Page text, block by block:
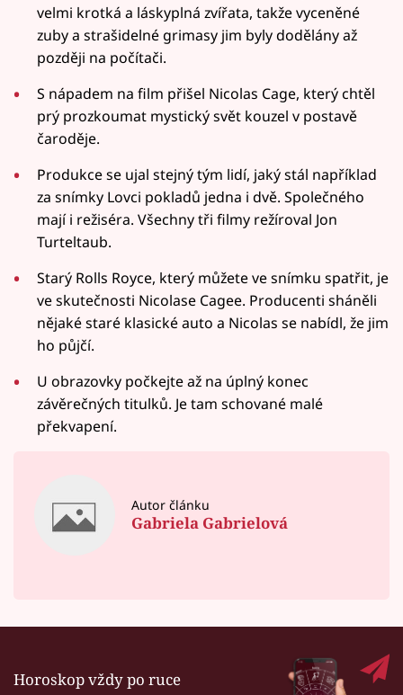
velmi krotká a láskyplná zvířata, takže vyceněné
zuby a strašidelné grimasy jim byly dodělány až
později na počítači.
S nápadem na film přišel Nicolas Cage, který chtěl
prý prozkoumat mystický svět kouzel v postavě
čaroděje.
Produkce se ujal stejný tým lidí, jaký stál například
za snímky Lovci pokladů jedna i dvě. Společného
mají i režiséra. Všechny tři filmy režíroval Jon
Turteltaub.
Starý Rolls Royce, který můžete ve snímku spatřit, je
ve skutečnosti Nicolase Cagee. Producenti sháněli
nějaké staré klasické auto a Nicolas se nabídl, že jim
ho půjčí.
U obrazovky počkejte až na úplný konec
závěrečných titulků. Je tam schované malé
překvapení.
Autor článku
Gabriela Gabrielová
Horoskop vždy po ruce